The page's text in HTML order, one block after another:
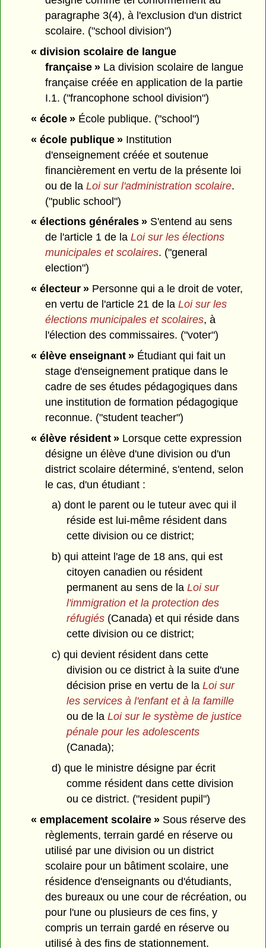
paragraphe 3(4), à l'exclusion d'un district
scolaire. ("school division")
« division scolaire de langue
française » La division scolaire de langue
française créée en application de la partie
I.1. ("francophone school division")
« école »École publique. ("school")
« école publique »Institution
d'enseignement créée et soutenue
financièrement en vertu de la présente loi
ou de laLoi sur l'administration scolaire.
("public school")
« élections générales »S'entend au sens
de l'article 1 de laLoi sur les élections
municipales et scolaires. ("general
election")
« électeur »Personne qui a le droit de voter,
en vertu de l'article 21 de laLoi sur les
élections municipales et scolaires, à
l'élection des commissaires. ("voter")
« élève enseignant »Étudiant qui fait un
stage d'enseignement pratique dans le
cadre de ses études pédagogiques dans
une institution de formation pédagogique
reconnue. ("student teacher")
« élève résident »Lorsque cette expression
désigne un élève d'une division ou d'un
district scolaire déterminé, s'entend, selon
le cas, d'un étudiant :
a) dont le parent ou le tuteur avec qui il
réside est lui-même résident dans
cette division ou ce district;
b) qui atteint l'age de 18 ans, qui est
citoyen canadien ou résident
permanent au sens de la Loi sur
l'immigration et la protection des
réfugiés(Canada) et qui réside dans
cette division ou ce district;
c) qui devient résident dans cette
division ou ce district à la suite d'une
décision prise en vertu de la Loi sur
les services à l'enfant et à la famille
ou de la Loi sur le système de justice
pénale pour les adolescents
(Canada);
d) que le ministre désigne par écrit
comme résident dans cette division
ou ce district. ("resident pupil")
« emplacement scolaire »Sous réserve des
règlements, terrain gardé en réserve ou
utilisé par une division ou un district
scolaire pour un bâtiment scolaire, une
résidence d'enseignants ou d'étudiants,
des bureaux ou une cour de récréation, ou
pour l'une ou plusieurs de ces fins, y
compris un terrain gardé en réserve ou
utilisé à des fins de stationnement.